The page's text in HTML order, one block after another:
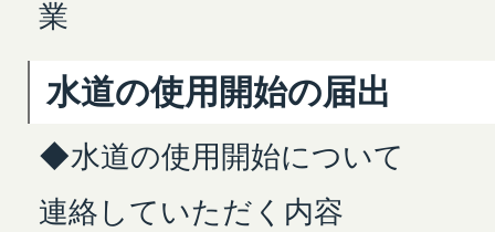
業
水道の使用開始の届出
◆水道の使用開始について
連絡していただく内容